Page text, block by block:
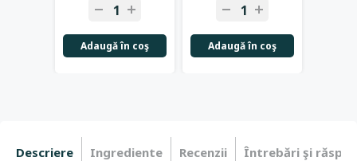
Adaugă în coş Adaugă în coş
Descriere Ingrediente Recenzii Întrebări şi